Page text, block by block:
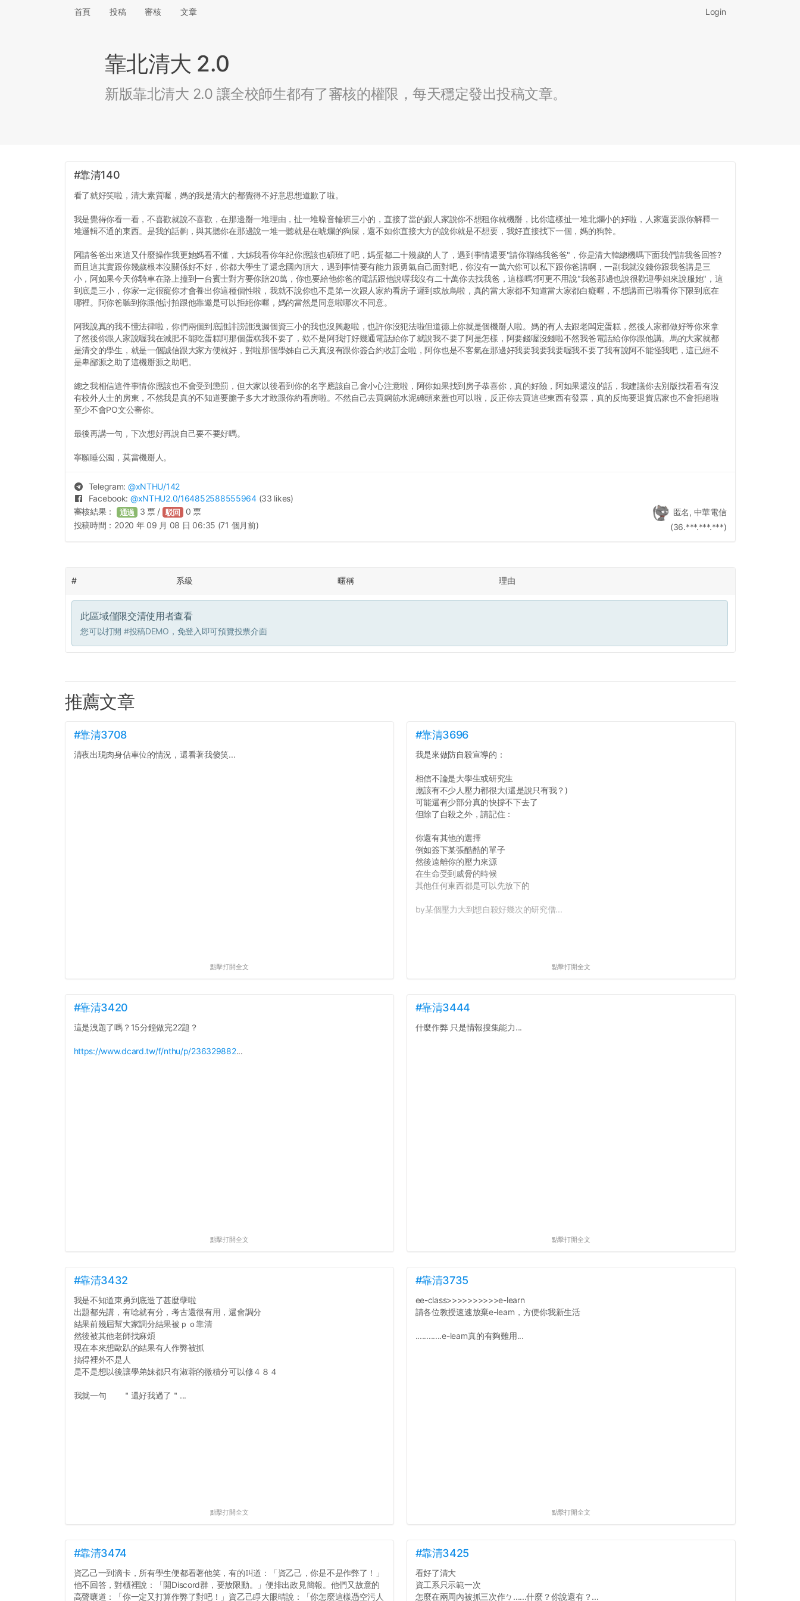
首頁 投稿 審核 文章 Login
靠北清大 2.0
新版靠北清大 2.0 讓全校師生都有了審核的權限，每天穩定發出投稿文章。
#靠清140
看了就好笑啦，清大素質喔，媽的我是清大的都覺得不好意思想道歉了啦。
我是覺得你看一看，不喜歡就說不喜歡，在那邊掰一堆理由，扯一堆噪音輪班三小的，直接了當的跟人家說你不想租你就機掰，比你這樣扯一堆北爛小的好啦，人家還要跟你解釋一
堆邏輯不通的東西。是我的話齁，與其聽你在那邊說一堆一聽就是在唬爛的狗屎，還不如你直接大方的說你就是不想要，我好直接找下一個，媽的狗幹。
阿請爸爸出來這又什麼操作我更她媽看不懂，大姊我看你年紀你應該也碩班了吧，媽蛋都二十幾歲的人了，遇到事情還要"請你聯絡我爸爸"，你是清大韓總機嗎下面我們請我爸回答?
而且這其實跟你幾歲根本沒關係好不好，你都大學生了還念國內頂大，遇到事情要有能力跟勇氣自己面對吧，你沒有一萬六你可以私下跟你爸講啊，一副我就沒錢你跟我爸講是三
小，阿如果今天你騎車在路上撞到一台賓士對方要你賠20萬，你也要給他你爸的電話跟他說喔我沒有二十萬你去找我爸，這樣嗎?阿更不用說"我爸那邊也說很歡迎學姐來說服她"，這
到底是三小，你家一定很寵你才會養出你這種個性啦，我就不說你也不是第一次跟人家約看房子遲到或放鳥啦，真的當大家都不知道當大家都白癡喔，不想講而已啦看你下限到底在
哪裡。阿你爸聽到你跟他討拍跟他靠邀是可以拒絕你喔，媽的當然是同意啦哪次不同意。
阿我說真的我不懂法律啦，你們兩個到底誰誹謗誰洩漏個資三小的我也沒興趣啦，也許你沒犯法啦但道德上你就是個機掰人啦。媽的有人去跟老闆定蛋糕，然後人家都做好等你來拿
了然後你跟人家說喔我在減肥不能吃蛋糕阿那個蛋糕我不要了，欸不是阿我打好幾通電話給你了就說我不要了阿是怎樣，阿要錢喔沒錢啦不然我爸電話給你你跟他講。馬的大家就都
是清交的學生，就是一個誠信跟大家方便就好，對啦那個學姊自己天真沒有跟你簽合約收訂金啦，阿你也是不客氣在那邊好我要我要我要喔我不要了我有說阿不能怪我吧，這已經不
是卑鄙源之助了這機掰源之助吧。
總之我相信這件事情你應該也不會受到懲罰，但大家以後看到你的名字應該自己會小心注意啦，阿你如果找到房子恭喜你，真的好險，阿如果還沒的話，我建議你去別版找看看有沒
有校外人士的房東，不然我是真的不知道要膽子多大才敢跟你約看房啦。不然自己去買鋼筋水泥磚頭來蓋也可以啦，反正你去買這些東西有發票，真的反悔要退貨店家也不會拒絕啦
至少不會PO文公審你。
最後再講一句，下次想好再說自己要不要好嗎。
寧願睡公園，莫當機掰人。
Telegram: @xNTHU/142
Facebook: @xNTHU2.0/164852588555964 (33 likes)
匿名, 中華電信
(36.***.***.***)
審核結果： 通過 3 票 / 駁回 0 票
投稿時間： 2020 年 09 月 08 日 06:35 (71 個月前)
# 系級 暱稱 理由
此區域僅限交清使用者查看
您可以打開 #投稿DEMO ，免登入即可預覽投票介面
推薦文章
#靠清3708
清夜出現肉身佔車位的情況，還看著我傻笑...
點擊打開全文
#靠清3696
我是來做防自殺宣導的：
相信不論是大學生或研究生
應該有不少人壓力都很大(還是說只有我？)
可能還有少部分真的快撐不下去了
但除了自殺之外，請記住：
你還有其他的選擇
例如簽下某張酷酷的單子
然後遠離你的壓力來源
在生命受到威脅的時候
其他任何東西都是可以先放下的
by某個壓力大到想自殺好幾次的研究僧...
點擊打開全文
#靠清3420
這是洩題了嗎？15分鐘做完22題？
https://www.dcard.tw/f/nthu/p/236329882...
點擊打開全文
#靠清3444
什麼作弊 只是情報搜集能力...
點擊打開全文
#靠清3432
我是不知道東勇到底造了甚麼孽啦
出題都先講，有唸就有分，考古還很有用，還會調分
結果前幾屆幫大家調分結果被ｐｏ靠清
然後被其他老師找麻煩
現在本來想歐趴的結果有人作弊被抓
搞得裡外不是人
是不是想以後讓學弟妹都只有淑蓉的微積分可以修４８４
我就一句 ＂還好我過了＂...
點擊打開全文
#靠清3735
ee-class>>>>>>>>>>e-learn
請各位教授速速放棄e-learn，方便你我新生活
............e-learn真的有夠難用...
點擊打開全文
#靠清3474
資乙己一到滴卡，所有學生便都看著他笑，有的叫道：「資乙己，你是不是作弊了！」
他不回答，對櫃裡說：「開Discord群，要放限動。」便排出政見簡報。他們又故意的
高聲嚷道：「你一定又打算作弊了對吧！」資乙己睜大眼晴說：「你怎麼這樣憑空污人
#靠清3425
看好了清大
資工系只示範一次
怎麼在兩周內被抓三次作ㄅ......什麼？你說還有？...